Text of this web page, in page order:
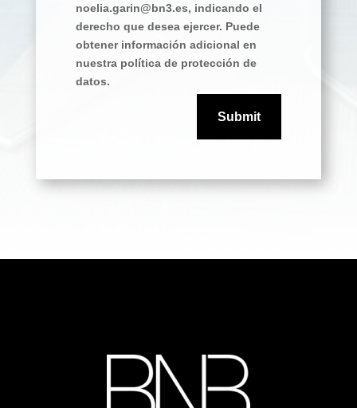
noelia.garin@bn3.es, indicando el
derecho que desea ejercer. Puede
obtener información adicional en
nuestra política de protección de
datos.
Submit